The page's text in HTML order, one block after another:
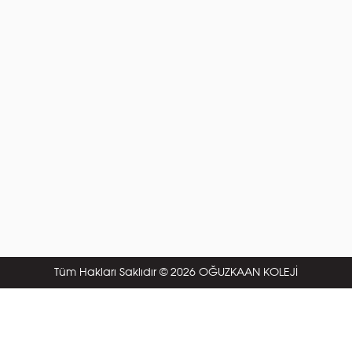
Tüm Hakları Saklıdır © 2026 OĞUZKAAN KOLEJİ